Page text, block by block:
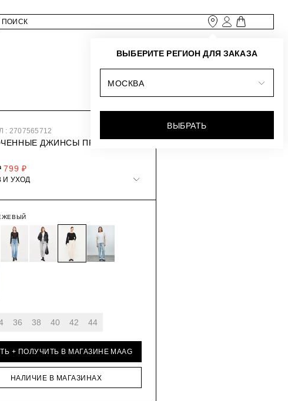
: 2707565712
ДЖИНСЫ ПРЯМОГО
799 ₽
И УХОД
36 38 40 42 44
+ ПОЛУЧИТЬ В МАГАЗИНЕ MAAG
НАЛИЧИЕ В МАГАЗИНАХ
ВЫБЕРИТЕ РЕГИОН ДЛЯ ЗАКАЗА
МОСКВА
ВЫБРАТЬ